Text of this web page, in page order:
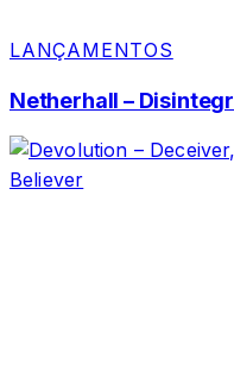
LANÇAMENTOS
Netherhall –